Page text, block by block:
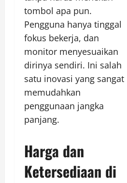
tombol apa pun.
Pengguna hanya tinggal
fokus bekerja, dan
monitor menyesuaikan
dirinya sendiri. Ini salah
satu inovasi yang sangat
memudahkan
penggunaan jangka
panjang.
Harga dan
Ketersediaan di